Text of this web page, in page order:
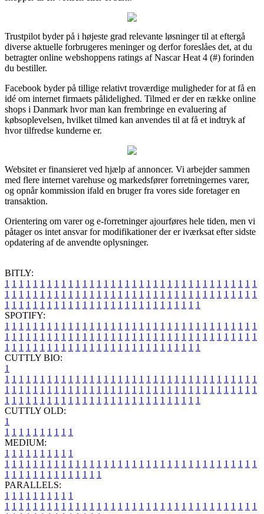
Trustpilot byder på i højeste grad relevante løsninger til at eftergå
diverse aktuelle forbrugeres meninger og derfor foreslåes det, at du
betragter online webshoppens ratings af Nascar Heat 4 (#) forinden
du bestiller.
Facebook byder på tillige relativt troværdige muligheder for at få en
idé om internet firmaets pålidelighed. Tilmed er der en række online
shops i Danmark hvor man kan frembringe en evaluering af
købsoplevelsen, hvilket tilmed kan anvendes til at få et indtryk af
hvor tilfredse kunderne er.
Websitet er finansieret ved hjælp af annoncer. Vi arbejder sammen
med flere internet varehuse og markedsfører forretningernes varer,
og opnår kommission ifald en bruger fra vores side foretager en
transaktion.
Orientering om varer og e-forretninger ajourføres hele tiden, men vi
påtager os intet ansvar for modifikationer der er iværksat efter sidste
opdatering af de anvendte oplysninger.
BITLY:
1 1 1 1 1 1 1 1 1 1 1 1 1 1 1 1 1 1 1 1 1 1 1 1 1 1 1 1 1 1 1 1 1 1 1 1
1 1 1 1 1 1 1 1 1 1 1 1 1 1 1 1 1 1 1 1 1 1 1 1 1 1 1 1 1 1 1 1 1 1 1 1
1 1 1 1 1 1 1 1 1 1 1 1 1 1 1 1 1 1 1 1 1 1 1 1 1 1 1 1
SPOTIFY:
1 1 1 1 1 1 1 1 1 1 1 1 1 1 1 1 1 1 1 1 1 1 1 1 1 1 1 1 1 1 1 1 1 1 1 1
1 1 1 1 1 1 1 1 1 1 1 1 1 1 1 1 1 1 1 1 1 1 1 1 1 1 1 1 1 1 1 1 1 1 1 1
1 1 1 1 1 1 1 1 1 1 1 1 1 1 1 1 1 1 1 1 1 1 1 1 1 1 1 1
CUTTLY BIO:
1
1 1 1 1 1 1 1 1 1 1 1 1 1 1 1 1 1 1 1 1 1 1 1 1 1 1 1 1 1 1 1 1 1 1 1 1
1 1 1 1 1 1 1 1 1 1 1 1 1 1 1 1 1 1 1 1 1 1 1 1 1 1 1 1 1 1 1 1 1 1 1 1
1 1 1 1 1 1 1 1 1 1 1 1 1 1 1 1 1 1 1 1 1 1 1 1 1 1 1 1
CUTTLY OLD:
1
1 1 1 1 1 1 1 1 1 1
MEDIUM:
1 1 1 1 1 1 1 1 1 1
1 1 1 1 1 1 1 1 1 1 1 1 1 1 1 1 1 1 1 1 1 1 1 1 1 1 1 1 1 1 1 1 1 1 1 1
1 1 1 1 1 1 1 1 1 1 1 1 1 1
PARALLELS:
1 1 1 1 1 1 1 1 1 1
1 1 1 1 1 1 1 1 1 1 1 1 1 1 1 1 1 1 1 1 1 1 1 1 1 1 1 1 1 1 1 1 1 1 1 1